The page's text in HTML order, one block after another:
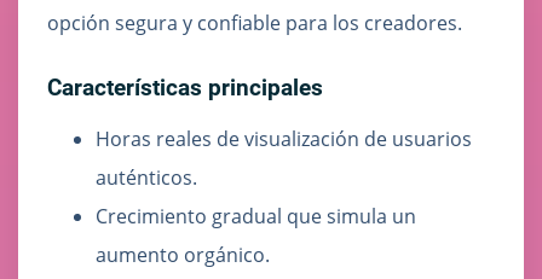
opción segura y confiable para los creadores.
Características principales
Horas reales de visualización de usuarios
auténticos.
Crecimiento gradual que simula un
aumento orgánico.